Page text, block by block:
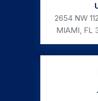
2654 NW
MIAMI, FL